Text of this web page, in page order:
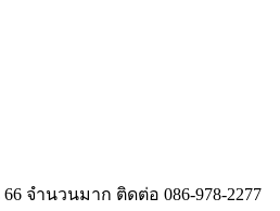
จำนวนมาก ติดต่อ 086-978-2277